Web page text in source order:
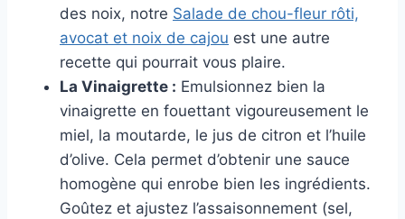
des noix, notre Salade de chou-fleur rôti,
avocat et noix de cajou est une autre
recette qui pourrait vous plaire.
La Vinaigrette : Emulsionnez bien la
vinaigrette en fouettant vigoureusement le
miel, la moutarde, le jus de citron et l’huile
d’olive. Cela permet d’obtenir une sauce
homogène qui enrobe bien les ingrédients.
Goûtez et ajustez l’assaisonnement (sel,